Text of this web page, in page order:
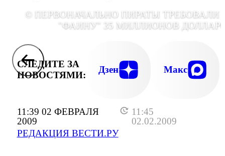
11:39 02 ФЕВРАЛЯ
2009
11:45
02.02.2009
РЕДАКЦИЯ ВЕСТИ.РУ
© ПЕРВОНАЧАЛЬНО ПИРАТЫ ТРЕБОВАЛИ
"ФАИНУ" 35 МИЛЛИОНОВ
СЛЕДИТЕ ЗА
НОВОСТЯМИ:
Дзен Макс